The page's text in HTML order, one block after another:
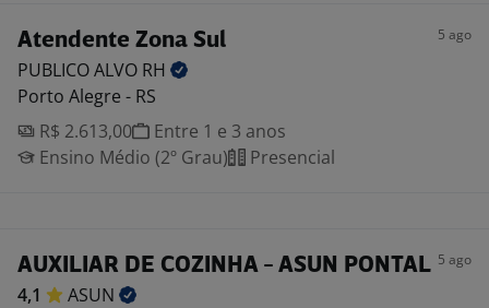
Atendente Zona Sul 5 ago
PUBLICO ALVO RH
Porto Alegre - RS
R$ 2.613,00
Entre 1 e 3 anos
Ensino Médio (2º Grau)
Presencial
AUXILIAR DE COZINHA - ASUN PONTAL 5 ago
4,1
ASUN